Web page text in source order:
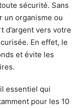
sécurité. Sans
un organisme ou
d’argent vers votre
En effet, le
et évite les
essentiel qui
pour les 10